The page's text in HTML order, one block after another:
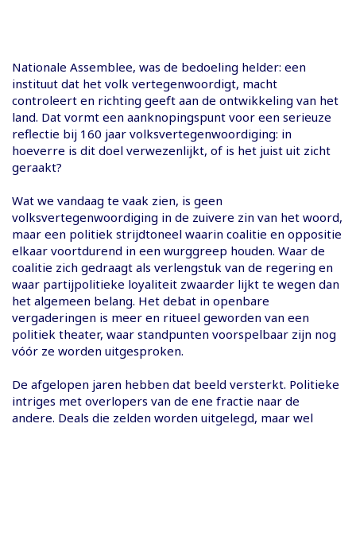
Nationale Assemblee, was de bedoeling helder: een
instituut dat het volk vertegenwoordigt, macht
controleert en richting geeft aan de ontwikkeling van het
land. Dat vormt een aanknopingspunt voor een serieuze
reflectie bij 160 jaar volksvertegenwoordiging: in
hoeverre is dit doel verwezenlijkt, of is het juist uit zicht
geraakt?
Wat we vandaag te vaak zien, is geen
volksvertegenwoordiging in de zuivere zin van het woord,
maar een politiek strijdtoneel waarin coalitie en oppositie
elkaar voortdurend in een wurggreep houden. Waar de
coalitie zich gedraagt als verlengstuk van de regering en
waar partijpolitieke loyaliteit zwaarder lijkt te wegen dan
het algemeen belang. Het debat in openbare
vergaderingen is meer en ritueel geworden van een
politiek theater, waar standpunten voorspelbaar zijn nog
vóór ze worden uitgesproken.
De afgelopen jaren hebben dat beeld versterkt. Politieke
intriges met overlopers van de ene fractie naar de
andere. Deals die zelden worden uitgelegd, maar wel